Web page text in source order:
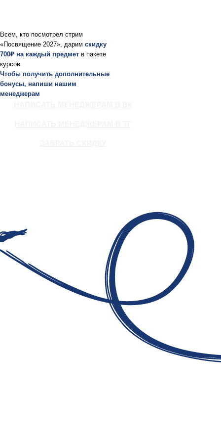
Всем, кто посмотрел стрим
«Посвящение 2027», дарим скидку
700₽ на каждый предмет в пакете
курсов
Чтобы получить дополнительные
бонусы, напиши нашим
менеджерам